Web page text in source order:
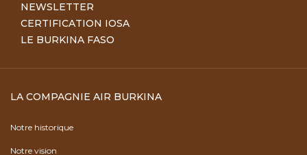
NEWSLETTER
CERTIFICATION IOSA
LE BURKINA FASO
LA COMPAGNIE AIR BURKINA
Notre historique
Notre vision